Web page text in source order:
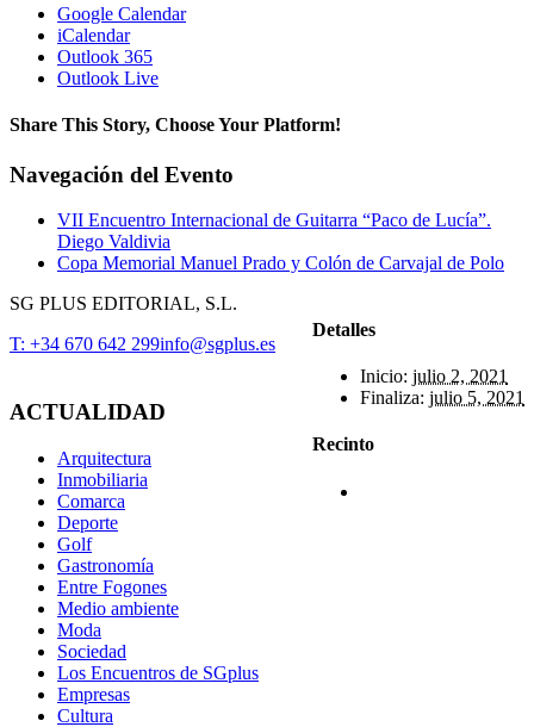
Google Calendar
iCalendar
Outlook 365
Outlook Live
Share This Story, Choose Your Platform!
Facebook
X
Reddit
LinkedIn
WhatsApp
Telegram
Tumblr
Pinterest
Vk
Xing
Correo
electrónico
Navegación del Evento
VII Encuentro Internacional de Guitarra “Paco de Lucía”.
Diego Valdivia
Copa Memorial Manuel Prado y Colón de Carvajal de Polo
Detalles
Inicio: julio 2, 2021
Finaliza: julio 5, 2021
Recinto
SG PLUS EDITORIAL, S.L.
T: +34 670 642 299info@sgplus.es
ACTUALIDAD
Arquitectura
Inmobiliaria
Comarca
Deporte
Golf
Gastronomía
Entre Fogones
Medio ambiente
Moda
Sociedad
Los Encuentros de SGplus
Empresas
Cultura